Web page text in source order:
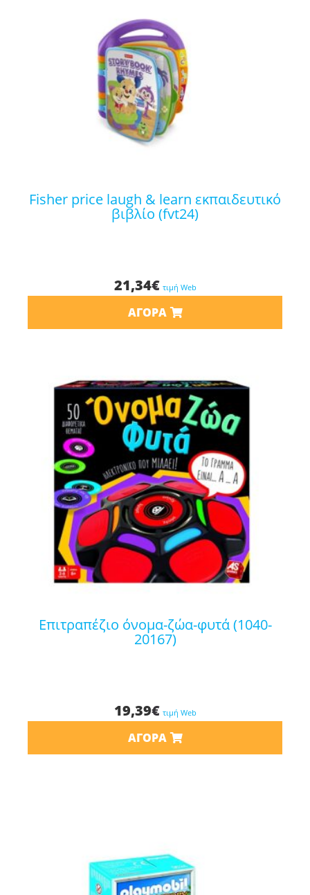
fisher price laugh & learn εκπαιδευτικό
βιβλίο (fvt24)
21,34€ τιμή Web
ΑΓΟΡΆ
επιτραπέζιο όνομα-ζώα-φυτά (1040-
20167)
19,39€ τιμή Web
ΑΓΟΡΆ